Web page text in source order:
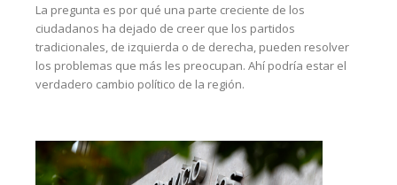
La pregunta es por qué una parte creciente de los
ciudadanos ha dejado de creer que los partidos
tradicionales, de izquierda o de derecha, pueden resolver
los problemas que más les preocupan. Ahí podría estar el
verdadero cambio político de la región.